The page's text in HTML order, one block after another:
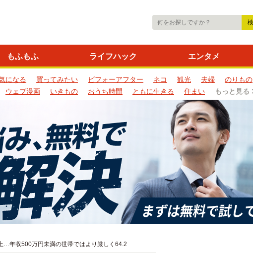
もふもふ ライフハック エンタメ
になる 買ってみたい ビフォーアフター ネコ 観光 夫婦 のりもの
ウェブ漫画 いきもの おうち時間 ともに生きる 住まい もっと見る
…年収500万円未満の世帯ではより厳しく64.2